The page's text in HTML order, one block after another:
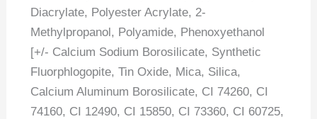
Diacrylate, Polyester Acrylate, 2-
Methylpropanol, Polyamide, Phenoxyethanol
[+/- Calcium Sodium Borosilicate, Synthetic
Fluorphlogopite, Tin Oxide, Mica, Silica,
Calcium Aluminum Borosilicate, CI 74260, CI
74160, CI 12490, CI 15850, CI 73360, CI 60725,